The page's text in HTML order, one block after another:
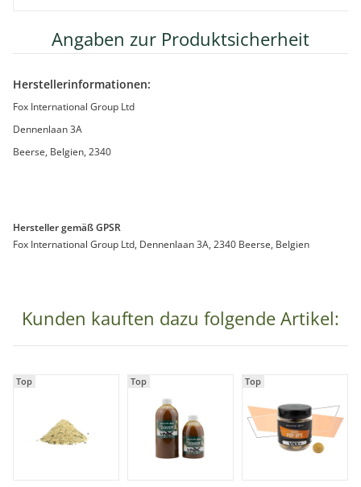
Angaben zur Produktsicherheit
Herstellerinformationen:
Fox International Group Ltd
Dennenlaan 3A
Beerse, Belgien, 2340
Hersteller gemäß GPSR
Fox International Group Ltd, Dennenlaan 3A, 2340 Beerse, Belgien
Kunden kauften dazu folgende Artikel:
Top Top Top